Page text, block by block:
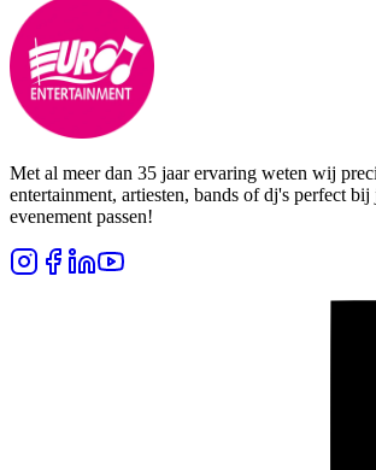
Met al meer dan 35 jaar ervaring weten wij
entertainment, artiesten, bands of dj's perfect
evenement passen!